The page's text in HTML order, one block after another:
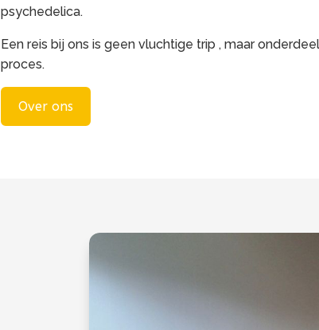
psychedelica.
Een reis bij ons is geen vluchtige trip , maar
proces.
Over ons